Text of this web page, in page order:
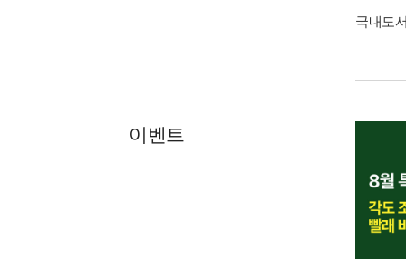
국내도
이벤트